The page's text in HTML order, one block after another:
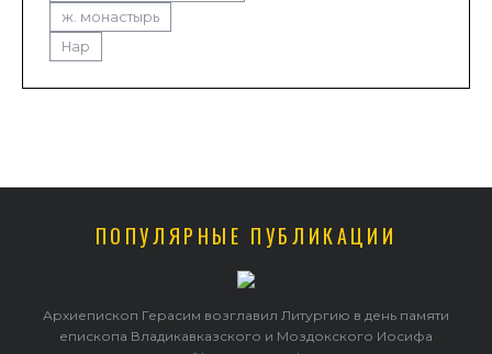
ж. монастырь
Нар
ПОПУЛЯРНЫЕ ПУБЛИКАЦИИ
Архиепископ Герасим возглавил Литургию в день памяти
епископа Владикавказского и Моздокского Иосифа